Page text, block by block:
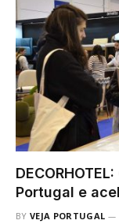
Portugal e
BY VEJA PORTUGAL